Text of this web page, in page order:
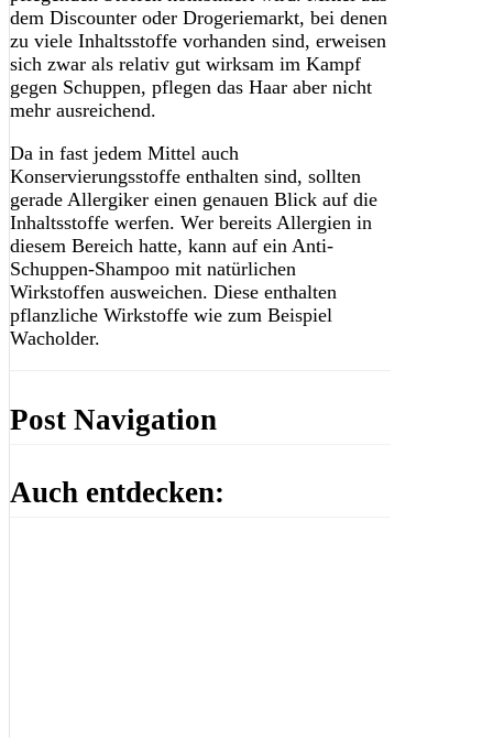
dem Discounter oder Drogeriemarkt, bei denen
zu viele Inhaltsstoffe vorhanden sind, erweisen
sich zwar als relativ gut wirksam im Kampf
gegen Schuppen, pflegen das Haar aber nicht
mehr ausreichend.
Da in fast jedem Mittel auch
Konservierungsstoffe enthalten sind, sollten
gerade Allergiker einen genauen Blick auf die
Inhaltsstoffe werfen. Wer bereits Allergien in
diesem Bereich hatte, kann auf ein Anti-
Schuppen-Shampoo mit natürlichen
Wirkstoffen ausweichen. Diese enthalten
pflanzliche Wirkstoffe wie zum Beispiel
Wacholder.
Post Navigation
Auch entdecken: